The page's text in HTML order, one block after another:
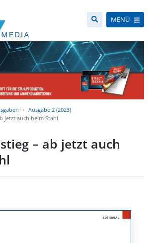
MENÜ
Ausgabe 2 (2023)
jetzt auch beim Stahl
– ab jetzt auch